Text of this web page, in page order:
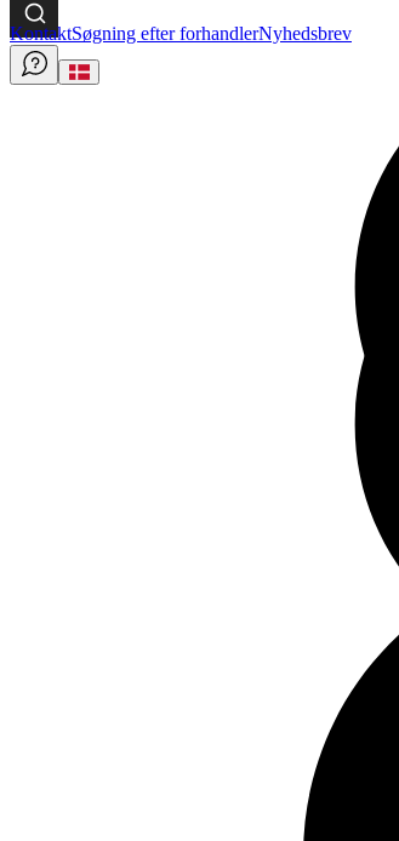
KontaktSøgning efter forhandlerNyhedsbrev